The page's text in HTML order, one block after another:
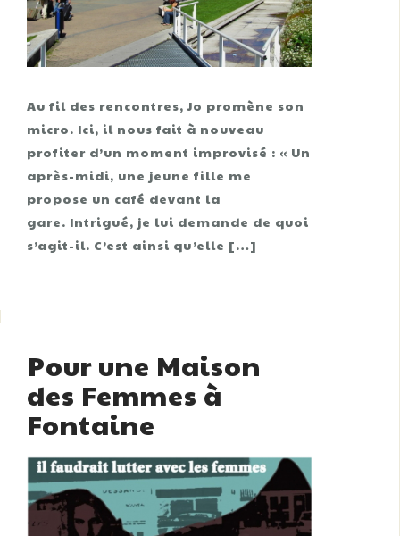
Au fil des rencontres, Jo promène son
micro. Ici, il nous fait à nouveau
profiter d’un moment improvisé : « Un
après-midi, une jeune fille me
propose un café devant la
gare. Intrigué, je lui demande de quoi
s’agit-il. C’est ainsi qu’elle […]
Pour une Maison
des Femmes à
Fontaine